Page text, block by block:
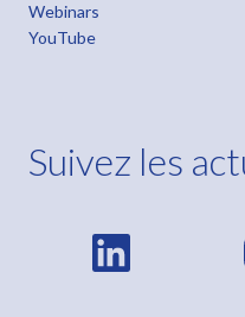
Webinars
YouTube
Suivez les